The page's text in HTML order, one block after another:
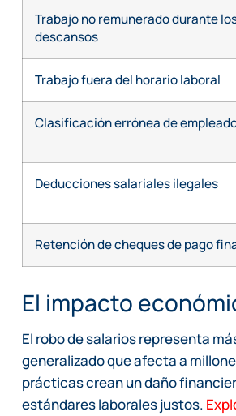
Trabajo no remunerado durante
descansos
Trabajo fuera del horario laboral
Clasificación errónea de
Deducciones salariales ilegales
Retención de cheques de pago
El impacto
El robo de salarios representa
generalizado que afecta a
prácticas crean un daño
estándares laborales justos.